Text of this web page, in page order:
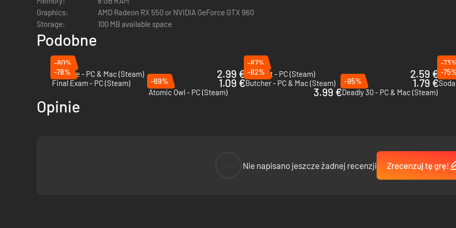
Niebezpieczne lokacje:
Potężne artefakty:
Zdobywaj artefakty, aby ulepszyć swoje umiejętności i zdobyć nowe sposoby na stawienie czoła
całkowicie zmienić umiejętności twojej postaci.
Hardkorowe wyzwania:
Znajdź każdy sekret ukryty w krainie Haunted Lands, wykonaj wszystkie zadania i zostaw za sobą
powrócisz bez szwanku?
Graphics:
AMD Radeon RX 550 or NVIDIA GeForce GTX 960
Storage:
100 MB available space
Podobne
-80%
Broforce - PC & Mac (Steam)
2.99 €
-87%
Akimbot - PC (Steam)
2.59 €
-
-78%
Final Exam - PC (Steam)
1.09 €
-82%
Butcher - PC & Mac (Steam)
1.79 €
-
-69%
Atomic Owl - PC (Steam)
3.99 €
-95%
Deadly 30 - PC & Mac (Steam)
Opinie
Nie napisano jeszcze żadnej recenzji Zrecenzuj tę grę!